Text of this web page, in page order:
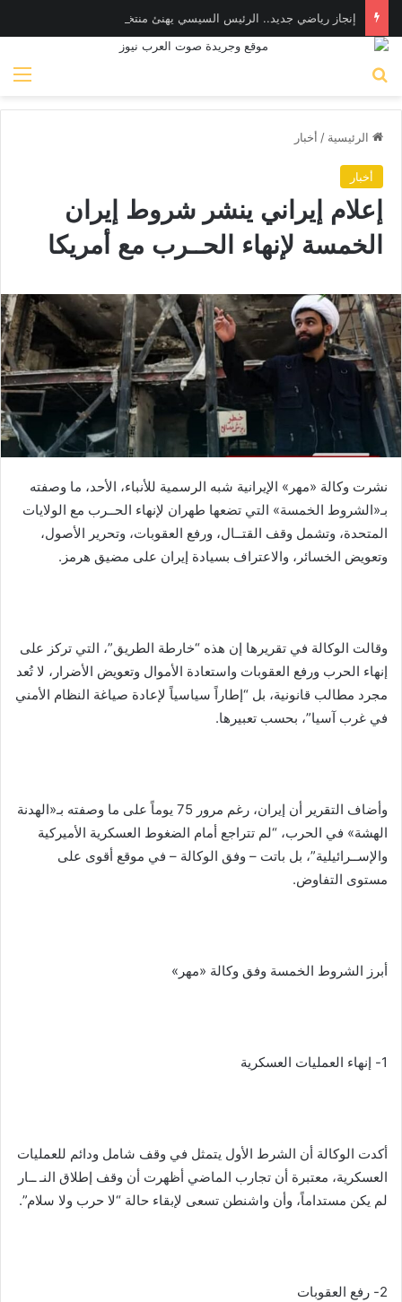
الرئيسية / أخبار
أخبار
إعلام إيراني ينشر شروط إيران
الخمسة لإنهاء الحــرب مع أمريكا
نشرت وكالة «مهر» الإيرانية شبه الرسمية للأنباء، الأحد، ما وصفته
بـ«الشروط الخمسة» التي تضعها طهران لإنهاء الحــرب مع الولايات
المتحدة، وتشمل وقف القتــال، ورفع العقوبات، وتحرير الأصول،
وتعويض الخسائر، والاعتراف بسيادة إيران على مضيق هرمز.
وقالت الوكالة في تقريرها إن هذه “خارطة الطريق”، التي تركز على
إنهاء الحرب ورفع العقوبات واستعادة الأموال وتعويض الأضرار، لا تُعد
مجرد مطالب قانونية، بل “إطاراً سياسياً لإعادة صياغة النظام الأمني
في غرب آسيا”، بحسب تعبيرها.
وأضاف التقرير أن إيران، رغم مرور 75 يوماً على ما وصفته بـ«الهدنة
الهشة» في الحرب، “لم تتراجع أمام الضغوط العسكرية الأميركية
والإســرائيلية”، بل باتت – وفق الوكالة – في موقع أقوى على
مستوى التفاوض.
أبرز الشروط الخمسة وفق وكالة «مهر»
1- إنهاء العمليات العسكرية
أكدت الوكالة أن الشرط الأول يتمثل في وقف شامل ودائم للعمليات
العسكرية، معتبرة أن تجارب الماضي أظهرت أن وقف إطلاق النـ ــار
لم يكن مستداماً، وأن واشنطن تسعى لإبقاء حالة “لا حرب ولا سلام”.
2- رفع العقوبات